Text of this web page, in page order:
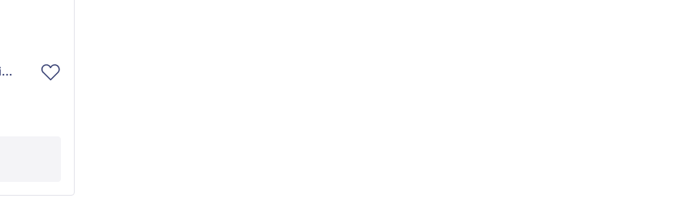
Обручка з діамантом 0,033ct із червоного золота 585°, арт. 210